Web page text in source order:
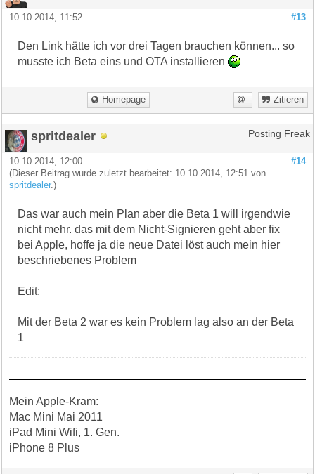
#13
10.10.2014, 11:52
Den Link hätte ich vor drei Tagen brauchen können... so
musste ich Beta eins und OTA installieren
Homepage Zitieren
spritdealer Posting Freak
#14
10.10.2014, 12:00
(Dieser Beitrag wurde zuletzt bearbeitet: 10.10.2014, 12:51 von
spritdealer.)
Das war auch mein Plan aber die Beta 1 will irgendwie
nicht mehr. das mit dem Nicht-Signieren geht aber fix
bei Apple, hoffe ja die neue Datei löst auch mein hier
beschriebenes Problem
Edit:
Mit der Beta 2 war es kein Problem lag also an der Beta
1
Mein Apple-Kram:
Mac Mini Mai 2011
iPad Mini Wifi, 1. Gen.
iPhone 8 Plus